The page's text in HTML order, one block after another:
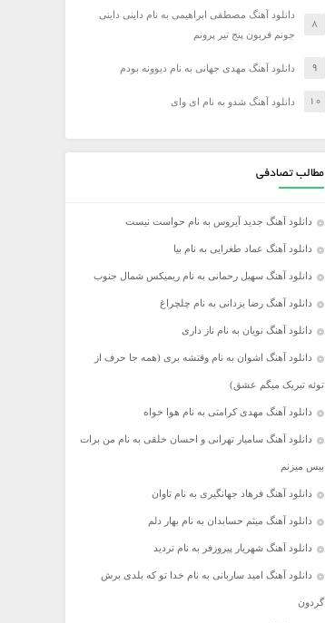
دانلود آهنگ مصطفی ابراهیمی به نام داینی داینی
جونم قربون پنج تیر پرونم
دانلود آهنگ مهدی جهانی به نام دیوونه بودم
دانلود آهنگ شدو به نام ای وای
مطالب تصادفی
دانلود آهنگ جدید آیروس به نام حواست نیست
دانلود آهنگ عماد طغرایی به نام بیا
دانلود آهنگ سهیل رحمانی به نام ریمیکس شمال جنوب
دانلود آهنگ رضا یزدانی به نام چلچراغ
دانلود آهنگ نویان به نام ناز داری
دانلود آهنگ اشوان به نام وقتشه بری (همه جا حرف از
توئه تبریک میگم عشق)
دانلود آهنگ مهدی کرامتی به نام هوا خواه
دانلود آهنگ سامیار تهرانی و احسان خلقی به نام من برات
بیس میزنم
دانلود آهنگ فرهاد جهانگیری به نام تاوان
دانلود آهنگ میثم حسابدان به نام بهار دلم
دانلود آهنگ شهریار پیروزفر به نام تردید
دانلود آهنگ امید ساربانی به نام خدا تو که بلدی برش
گردون